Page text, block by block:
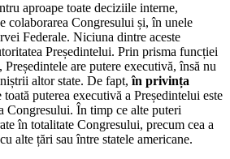
aproape toate deciziile interne,
colaborarea Congresului și, în unele
Federale. Niciuna dintre aceste
Președintelui. Prin prisma funcției
are putere executivă, însă nu
altor state. De fapt,în privința
toată puterea executivă a Președintelui este
Congresului. În timp ce alte puteri
în totalitate Congresului, precum cea a
alte țări sau între statele americane.